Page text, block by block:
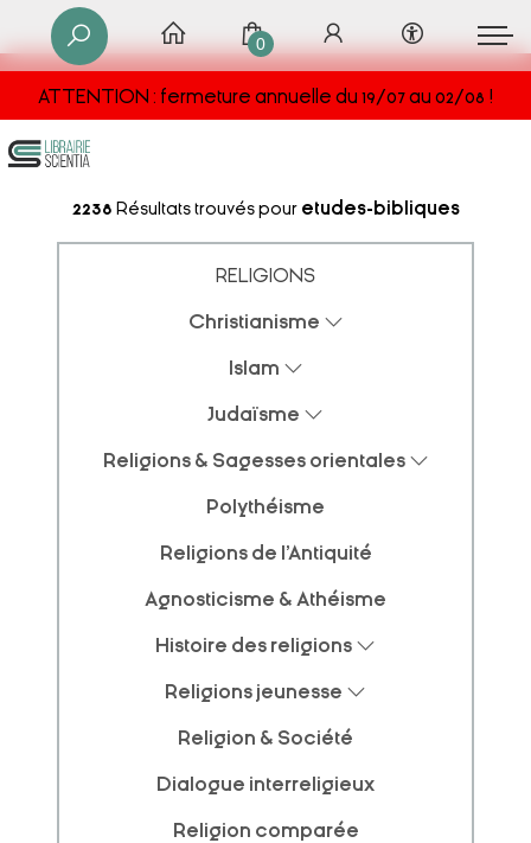
ATTENTION : fermeture annuelle du 19/07 au 02/08 !
0
2238 Résultats trouvés pour etudes-bibliques
RELIGIONS
Christianisme
Islam
Judaïsme
Religions & Sagesses orientales
Polythéisme
Religions de l'Antiquité
Agnosticisme & Athéisme
Histoire des religions
Religions jeunesse
Religion & Société
Dialogue interreligieux
Religion comparée